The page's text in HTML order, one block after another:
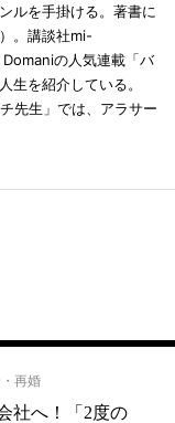
ルを手掛ける。著書に
。講談社mi-
の人気連載「バ
生を紹介している。
先生」では、アラサー
再婚
社へ！「2度の